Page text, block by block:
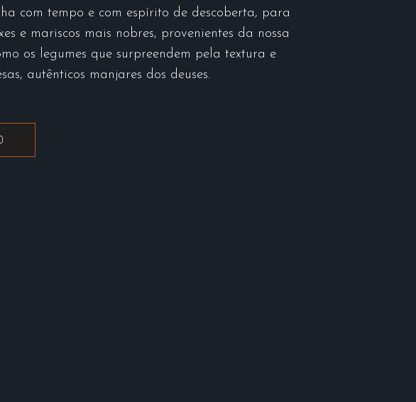
com tempo e com espírito de descoberta, para
e mariscos mais nobres, provenientes da nossa
os legumes que surpreendem pela textura e
autênticos manjares dos deuses.